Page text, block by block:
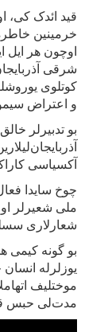
قید ائدک کی،
خرمینین
اوچون هر ایل
شرقی
کوتلوی
و اعتراض
بو تدبیرلر
آکسیاسی
چوخ سایدا
ملی شعیرلر
شعارلاری
بو گونه کیمی
یوزلرله
موختلیف
مدت‌لی حبس